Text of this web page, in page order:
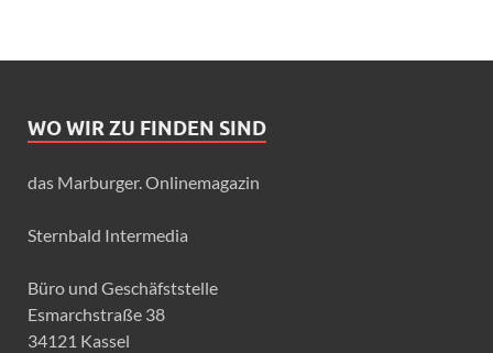
WO WIR ZU FINDEN SIND
das Marburger. Onlinemagazin
Sternbald Intermedia
Büro und Geschäfststelle
Esmarchstraße 38
34121 Kassel